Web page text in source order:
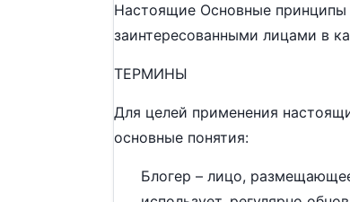
Настоящие Основные
заинтересованными лицами в
ТЕРМИНЫ
Для целей применения
основные понятия:
Блогер – лицо,